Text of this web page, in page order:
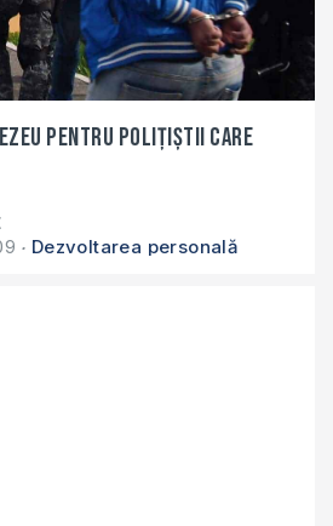
pentru poliţiştii care
Dezvoltarea personală